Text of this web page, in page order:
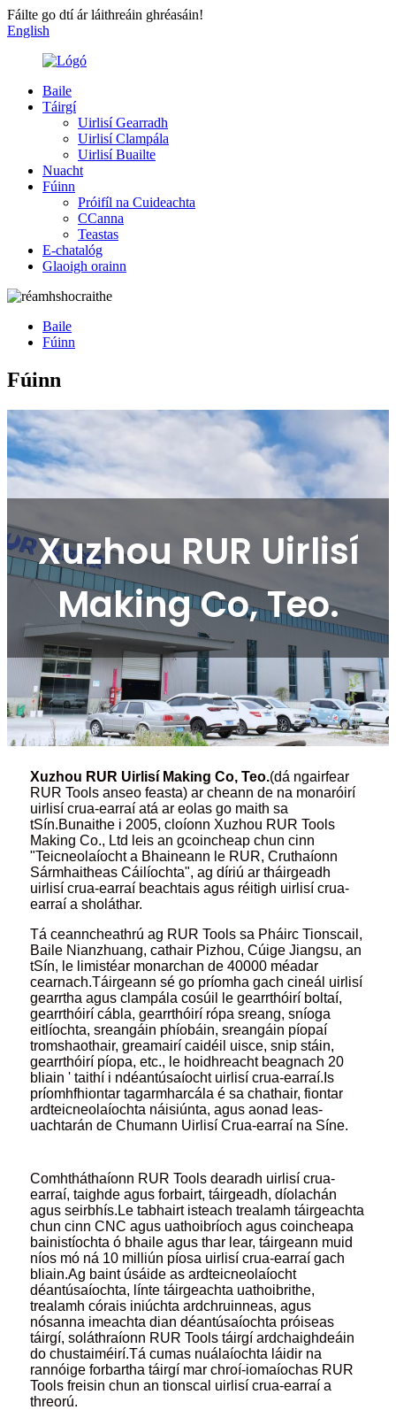
Fáilte go dtí ár láithreáin ghréasáin!
English
Baile
Táirgí
Uirlisí Gearradh
Uirlisí Clampála
Uirlisí Buailte
Nuacht
Fúinn
Próifíl na Cuideachta
CCanna
Teastas
E-chatalóg
Glaoigh orainn
Baile
Fúinn
Fúinn
Xuzhou RUR Uirlisí
Making Co, Teo.
Xuzhou RUR Uirlisí Making Co, Teo.(dá ngairfear
RUR Tools anseo feasta) ar cheann de na monaróirí
uirlisí crua-earraí atá ar eolas go maith sa
tSín.Bunaithe i 2005, cloíonn Xuzhou RUR Tools
Making Co., Ltd leis an gcoincheap chun cinn
"Teicneolaíocht a Bhaineann le RUR, Cruthaíonn
Sármhaitheas Cáilíochta", ag díriú ar tháirgeadh
uirlisí crua-earraí beachtais agus réitigh uirlisí crua-
earraí a sholáthar.
Tá ceanncheathrú ag RUR Tools sa Pháirc Tionscail,
Baile Nianzhuang, cathair Pizhou, Cúige Jiangsu, an
tSín, le limistéar monarchan de 40000 méadar
cearnach.Táirgeann sé go príomha gach cineál uirlisí
gearrtha agus clampála cosúil le gearrthóirí boltaí,
gearrthóirí cábla, gearrthóirí rópa sreang, sníoga
eitlíochta, sreangáin phíobáin, sreangáin píopaí
tromshaothair, greamairí caidéil uisce, snip stáin,
gearrthóirí píopa, etc., le hoidhreacht beagnach 20
bliain ' taithí i ndéantúsaíocht uirlisí crua-earraí.Is
príomhfhiontar tagarmharcála é sa chathair, fiontar
ardteicneolaíochta náisiúnta, agus aonad leas-
uachtarán de Chumann Uirlisí Crua-earraí na Síne.
Comhtháthaíonn RUR Tools dearadh uirlisí crua-
earraí, taighde agus forbairt, táirgeadh, díolachán
agus seirbhís.Le tabhairt isteach trealamh táirgeachta
chun cinn CNC agus uathoibríoch agus coincheapa
bainistíochta ó bhaile agus thar lear, táirgeann muid
níos mó ná 10 milliún píosa uirlisí crua-earraí gach
bliain.Ag baint úsáide as ardteicneolaíocht
déantúsaíochta, línte táirgeachta uathoibrithe,
trealamh córais iniúchta ardchruinneas, agus
nósanna imeachta dian déantúsaíochta próiseas
táirgí, soláthraíonn RUR Tools táirgí ardchaighdeáin
do chustaiméirí.Tá cumas nuálaíochta láidir na
rannóige forbartha táirgí mar chroí-iomaíochas RUR
Tools freisin chun an tionscal uirlisí crua-earraí a
threorú.